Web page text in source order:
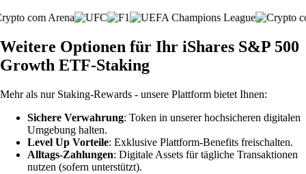
Weitere Optionen für Ihr iShares S&P 500
Growth ETF-Staking
Mehr als nur Staking-Rewards - unsere Plattform bietet Ihnen:
Sichere Verwahrung: Token in unserer hochsicheren digitalen
Umgebung halten.
Level Up Vorteile: Exklusive Plattform-Benefits freischalten.
Alltags-Zahlungen: Digitale Assets für tägliche Transaktionen
nutzen (sofern unterstützt).